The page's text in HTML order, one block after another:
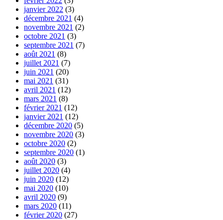
janvier 2022 (3)
décembre 2021 (4)
novembre 2021 (2)
octobre 2021 (3)
septembre 2021 (7)
août 2021 (8)
juillet 2021 (7)
juin 2021 (20)
mai 2021 (31)
avril 2021 (12)
mars 2021 (8)
février 2021 (12)
janvier 2021 (12)
décembre 2020 (5)
novembre 2020 (3)
octobre 2020 (2)
septembre 2020 (1)
août 2020 (3)
juillet 2020 (4)
juin 2020 (12)
mai 2020 (10)
avril 2020 (9)
mars 2020 (11)
février 2020 (27)